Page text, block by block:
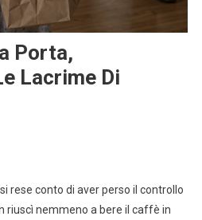
Porta,
Lacrime Di
rese conto di aver perso il controllo
riuscì nemmeno a bere il caffè in